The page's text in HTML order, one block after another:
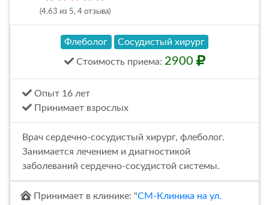
(4.63 из 5, 4 отзыва)
Флеболог Сосудистый хирург
Стоимость приема: 2900
Опыт 16 лет
Принимает взрослых
Врач сердечно-сосудистый хирург, флеболог.
Занимается лечением и диагностикой
заболеваний сердечно-сосудистой системы.
Принимает в клинике: "СМ-Клиника на ул.